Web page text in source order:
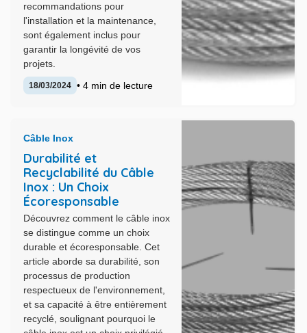
recommandations pour
l'installation et la maintenance,
sont également inclus pour
garantir la longévité de vos
projets.
18/03/2024 • 4 min de lecture
Câble Inox
Durabilité et
Recyclabilité du Câble
Inox : Un Choix
Écoresponsable
Découvrez comment le câble inox
se distingue comme un choix
durable et écoresponsable. Cet
article aborde sa durabilité, son
processus de production
respectueux de l'environnement,
et sa capacité à être entièrement
recyclé, soulignant pourquoi le